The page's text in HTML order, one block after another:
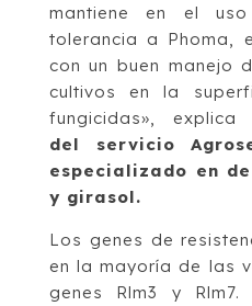
mantiene en el
tolerancia a Phoma,
con un buen manejo
cultivos en la
fungicidas», explica
del servicio
especializado en
y girasol.
Los genes de
en la mayoría de las
genes Rlm3 y